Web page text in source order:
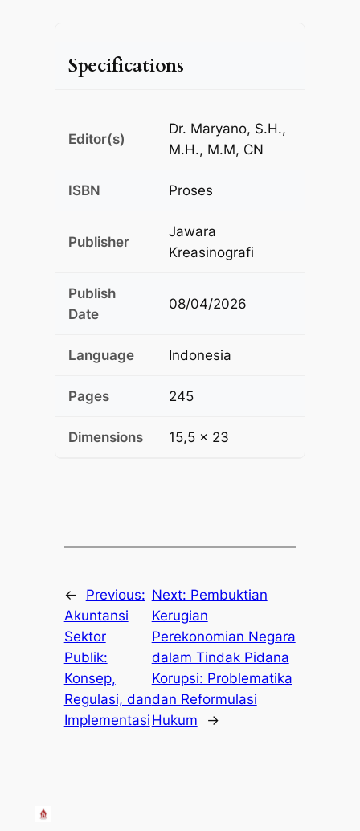
Specifications
Editor(s)
Dr. Maryano, S.H.,
M.H., M.M, CN
ISBN Proses
Publisher
Jawara
Kreasinografi
Publish
Date
08/04/2026
Language Indonesia
Pages 245
Dimensions 15,5 x 23
←
Previous:
Akuntansi
Sektor
Publik:
Konsep,
Regulasi, dan
Implementasi
Next: Pembuktian
Kerugian
Perekonomian Negara
dalam Tindak Pidana
Korupsi: Problematika
dan Reformulasi
Hukum
→